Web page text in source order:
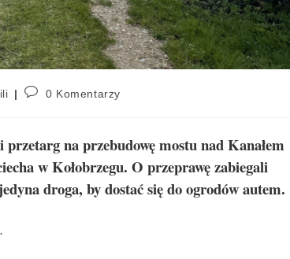
0 Komentarzy
na przebudowę mostu nad Kanałem
w Kołobrzegu. O przeprawę zabiegali
droga, by dostać się do ogrodów autem.